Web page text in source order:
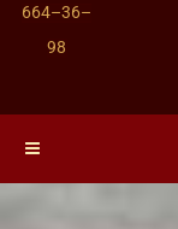
664–36–
98